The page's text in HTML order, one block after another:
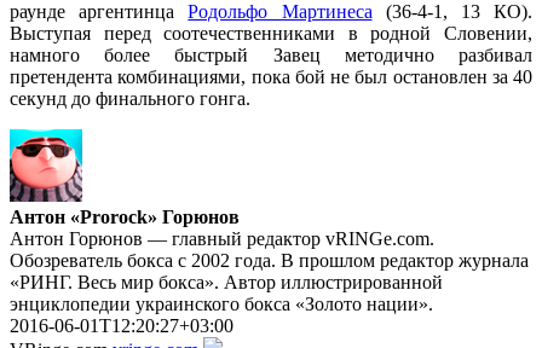
раунде аргентинцаРодольфо Мартинеса (36-4-1, 13 КО).
Выступая перед соотечественниками в родной Словении,
намного более быстрый Завец методично разбивал
претендента комбинациями, пока бой не был остановлен за 40
секунд до финального гонга.
Антон «Prorock» Горюнов
Антон Горюнов — главный редактор vRINGe.com.
Обозреватель бокса с 2002 года. В прошлом редактор журнала
«РИНГ. Весь мир бокса». Автор иллюстрированной
энциклопедии украинского бокса «Золото нации».
2016-06-01T12:20:27+03:00